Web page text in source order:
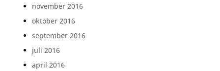
november 2016
oktober 2016
september 2016
juli 2016
april 2016